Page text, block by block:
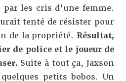
les cris d’une femme.
tenté de résister pour
de la propriété. Résultat,
de police et le joueur de
Suite à tout ça, Jaxson
petits bobos. Un